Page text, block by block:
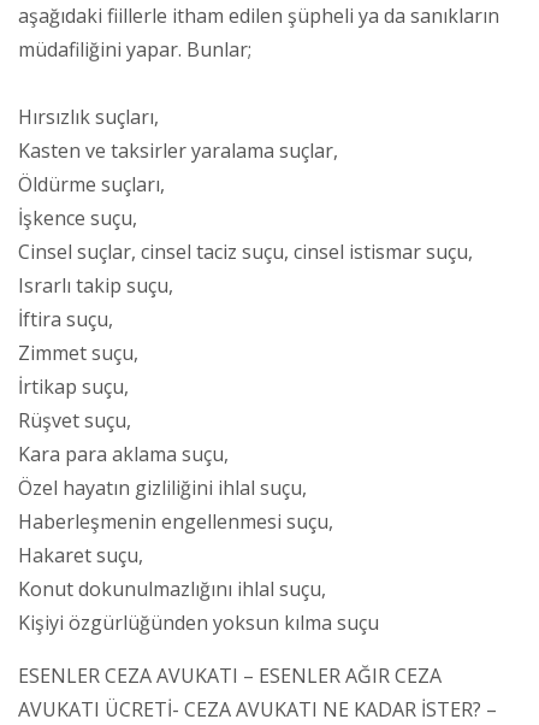
aşağıdaki fiillerle itham edilen şüpheli ya da sanıkların
müdafiliğini yapar. Bunlar;
Hırsızlık suçları,
Kasten ve taksirler yaralama suçlar,
Öldürme suçları,
İşkence suçu,
Cinsel suçlar, cinsel taciz suçu, cinsel istismar suçu,
Israrlı takip suçu,
İftira suçu,
Zimmet suçu,
İrtikap suçu,
Rüşvet suçu,
Kara para aklama suçu,
Özel hayatın gizliliğini ihlal suçu,
Haberleşmenin engellenmesi suçu,
Hakaret suçu,
Konut dokunulmazlığını ihlal suçu,
Kişiyi özgürlüğünden yoksun kılma suçu
ESENLER CEZA AVUKATI – ESENLER AĞIR CEZA
AVUKATI ÜCRETİ- CEZA AVUKATI NE KADAR İSTER? –